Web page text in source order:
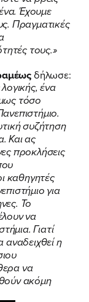
TIKTOK
Έχουμε
Πραγματικές
τους.»
δήλωσε:
ένα
τόσο
συζήτηση
Και ας
προκλήσεις
καθηγητές
για
Το
να
Γιατί
αναδειχθεί η
να
ακόμη